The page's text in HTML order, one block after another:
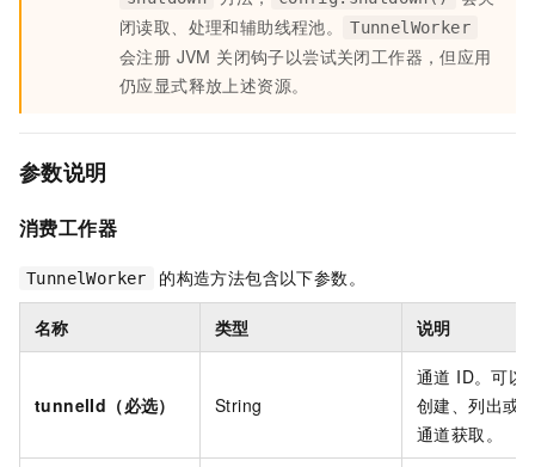
闭读取、处理和辅助线程池。
TunnelWorker
会注册 JVM 关闭钩子以尝试关闭工作器，但应用
仍应显式释放上述资源。
参数说明
消费工作器
TunnelWorker 的构造方法包含以下参数。
名称 类型 说明
tunnelId（必选） String
通道 ID。可以
创建、列出或
通道获取。